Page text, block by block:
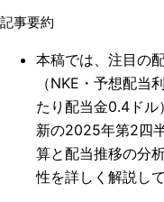
記事要約
本稿では、注目の
（NKE・予想配当
たり配当金0.4ド
新の2025年第2四
算と配当推移の分
性を詳しく解説し